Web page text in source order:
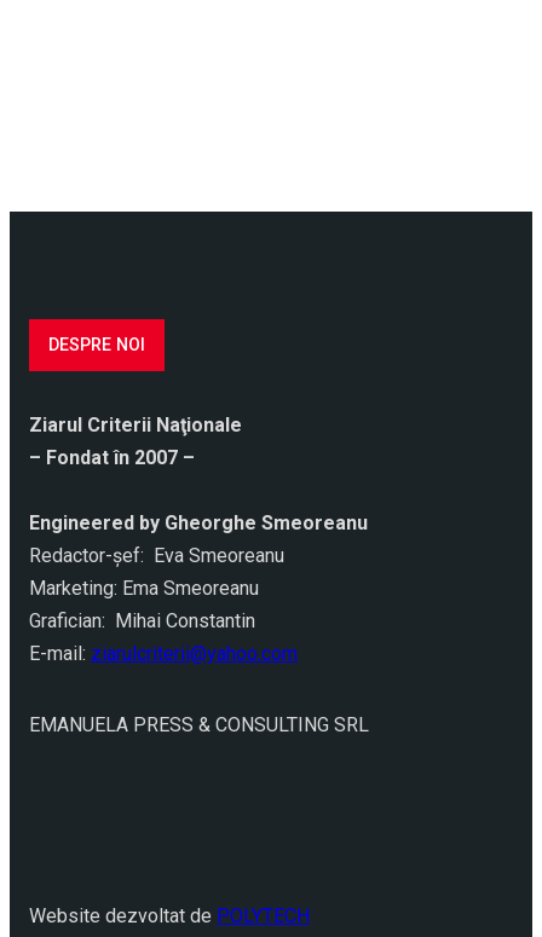
DESPRE NOI
Ziarul Criterii Naţionale
– Fondat în 2007 –
Engineered by Gheorghe Smeoreanu
Redactor-şef: Eva Smeoreanu
Marketing: Ema Smeoreanu
Grafician: Mihai Constantin
E-mail: ziarulcriterii@yahoo.com
EMANUELA PRESS & CONSULTING SRL
Website dezvoltat de POLYTECH